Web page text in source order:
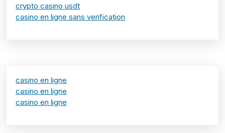
crypto casino usdt
casino en ligne sans verification
casino en ligne
casino en ligne
casino en ligne